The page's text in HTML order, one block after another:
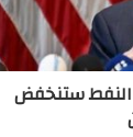
النفط ستنخفض